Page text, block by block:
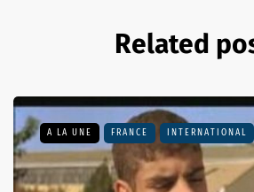
Related
A LA UNE FRANCE INTERNATIONAL